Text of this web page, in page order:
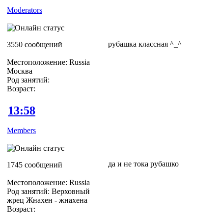
Moderators
3550 сообщений
Местоположение: Russia
Москва
Род занятий:
Возраст:
рубашка классная ^_^
13:58
Members
1745 сообщений
Местоположение: Russia
Род занятий: Верховный
жрец Жнахен - жнахена
Возраст:
да и не тока рубашко